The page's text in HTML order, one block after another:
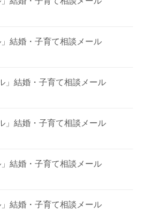
結婚・子育て相談メール
」結婚・子育て相談メール
」結婚・子育て相談メール
結婚・子育て相談メール
結婚・子育て相談メール